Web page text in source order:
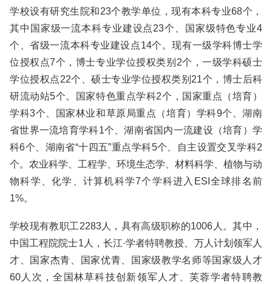
学校设有研究生院和23个教学单位，现有本科专业68个，
其中国家级一流本科专业建设点23个、国家级特色专业4
个、省级一流本科专业建设点14个。现有一级学科博士学
位授权点7个，博士专业学位授权类别2个，一级学科硕士
学位授权点22个、硕士专业学位授权类别21个，博士后科
研流动站5个。国家特色重点学科2个，国家重点（培育）
学科3个、国家林业和草原局重点（培育）学科9个、湖南
省世界一流培育学科1个、湖南省国内一流建设（培育）学
科6个、湖南省“十四五”重点学科5个、自主设置交叉学科2
个。农业科学、工程学、环境生态学、材料科学、植物与动
物科学、化学、计算机科学7个学科进入ESI全球排名前
1%。
学校现有教职工2283人，具有高级职称的1006人。其中，
中国工程院院士1人，长江·学者特聘教授、万人计划领军人
才、国家杰青、国家优青、国家级教学名师等国家级人才
60人次，全国林草科技创新领军人才、芙蓉学者特聘教